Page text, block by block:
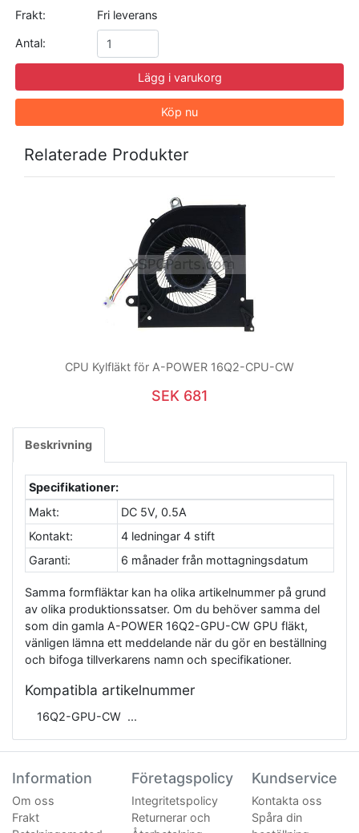
Frakt:
Fri leverans
Antal:
Lägg i varukorg
Köp nu
Relaterade Produkter
CPU Kylfläkt för A-POWER 16Q2-CPU-CW
SEK 681
Beskrivning
Specifikationer:
Makt:
DC 5V, 0.5A
Kontakt:
4 ledningar 4 stift
Garanti:
6 månader från mottagningsdatum
Samma formfläktar kan ha olika artikelnummer på grund
av olika produktionssatser. Om du behöver samma del
som din gamla A-POWER 16Q2-GPU-CW GPU fläkt,
vänligen lämna ett meddelande när du gör en beställning
och bifoga tillverkarens namn och specifikationer.
Kompatibla artikelnummer
16Q2-GPU-CW
Information
Om oss
Frakt
Företagspolicy
Integritetspolicy
Returnerar och
Kundservice
Kontakta oss
Spåra din